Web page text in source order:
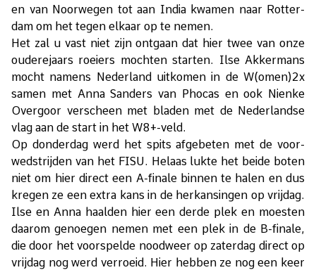
en van Noor­we­gen tot aan In­dia kwa­men naar Rot­ter­
dam om het te­gen el­kaar op te ne­men.
Het zal u vast niet zijn ont­gaan dat hier twee van onze
ou­de­re­jaars roei­ers moch­ten star­ten. Ilse Ak­ker­mans
mocht na­mens Ne­der­land uit­ko­men in de W(omen)2x
sa­men met Anna San­ders van Pho­cas en ook Nien­ke
Overg­oor ver­scheen met bla­den met de Ne­der­land­se
vlag aan de start in het W8+-veld.
Op don­der­dag werd het spits af­ge­be­ten met de voor­
wed­strij­den van het FISU. He­laas luk­te het bei­de bo­ten
niet om hier di­rect een A-fi­na­le bin­nen te ha­len en dus
kre­gen ze een ex­tra kans in de her­kan­sin­gen op vrij­dag.
Ilse en Anna haal­den hier een der­de plek en moesten
daar­om ge­noe­gen ne­men met een plek in de B-fi­na­le,
die door het voor­spel­de nood­weer op za­ter­dag di­rect op
vrij­dag nog werd ver­roeid. Hier heb­ben ze nog een keer